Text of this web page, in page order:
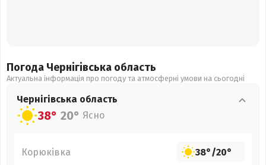
Погода Чернігівська область
Актуальна інформація про погоду та атмосферні умови на сьогодні
Чернігівська область
38° 20° Ясно
Корюківка 38°/20°